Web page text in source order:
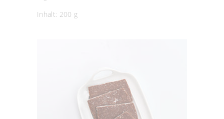
Inhalt: 200 g